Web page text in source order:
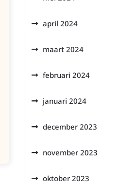
april 2024
maart 2024
februari 2024
januari 2024
december 2023
november 2023
oktober 2023